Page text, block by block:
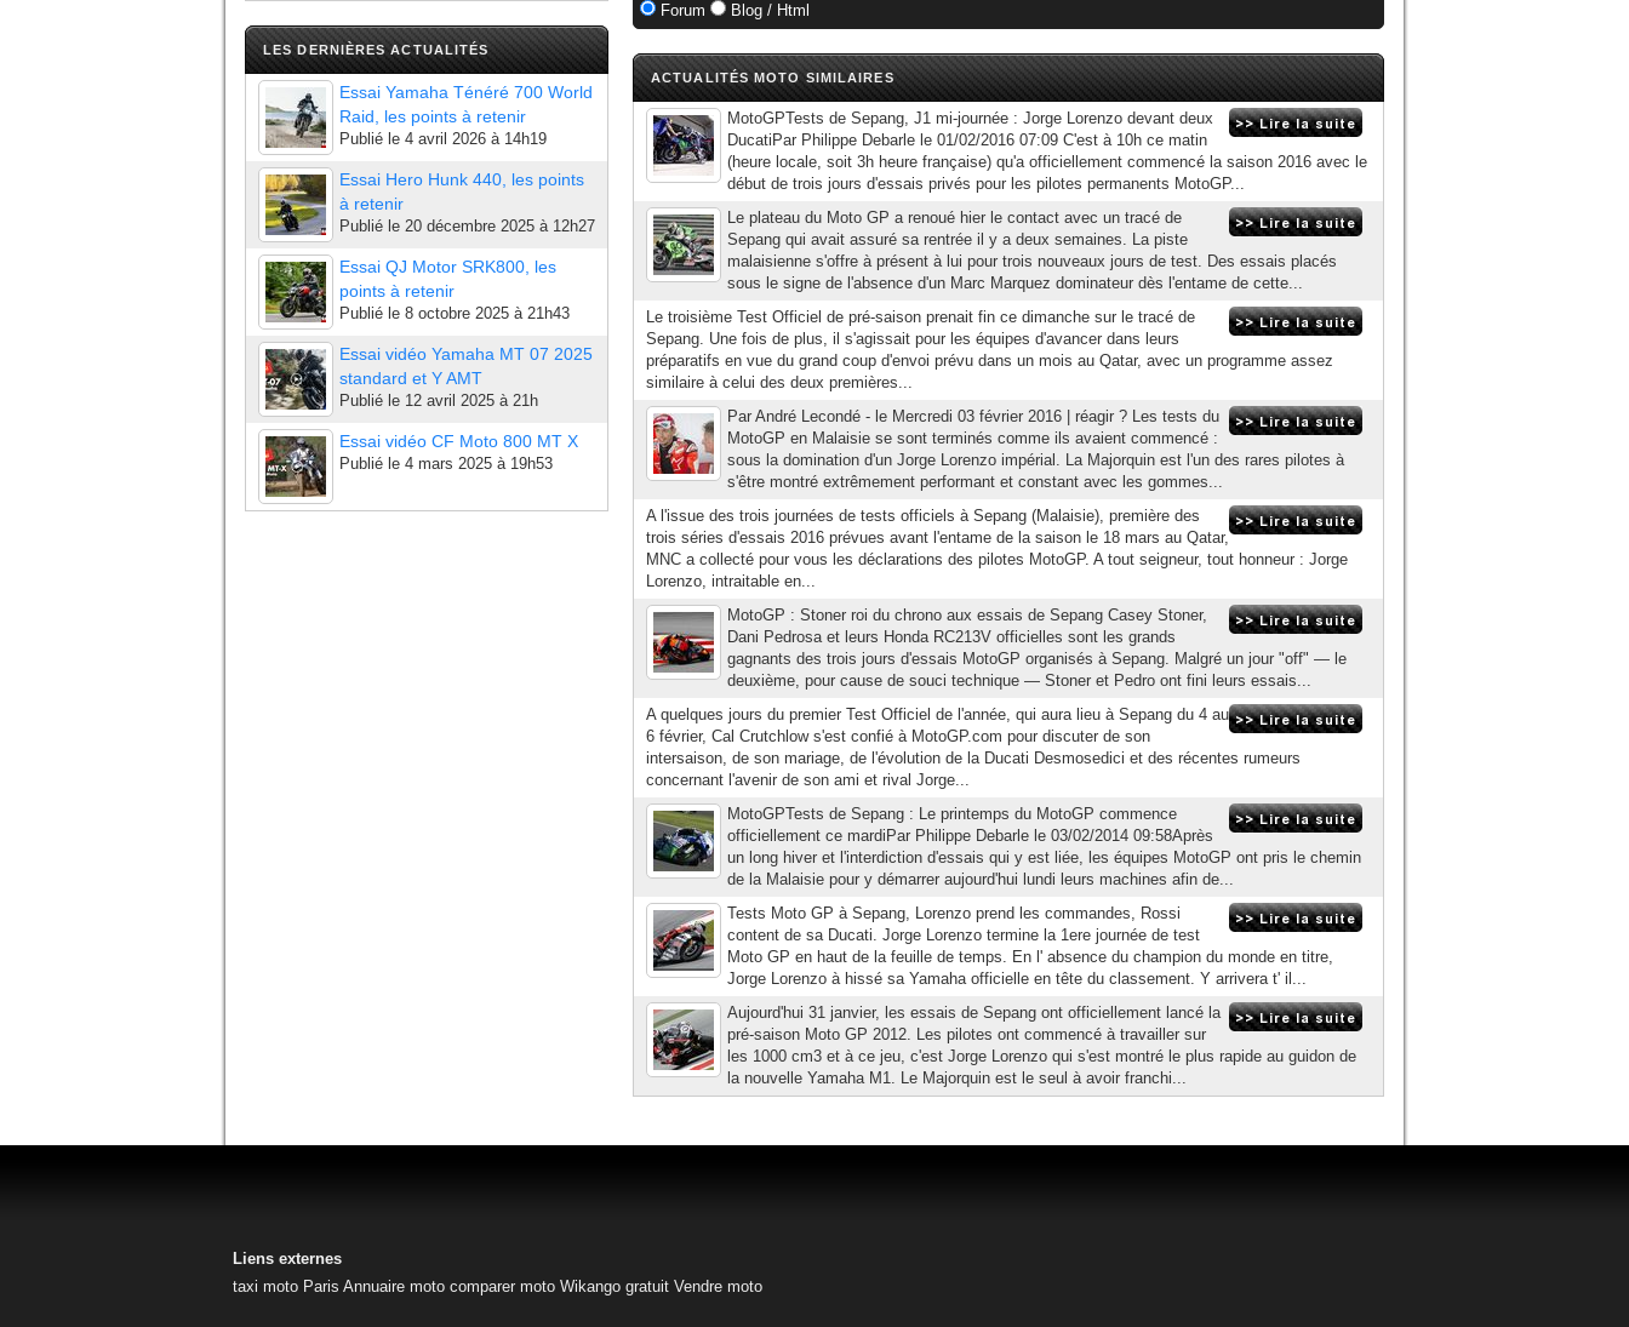
LES DERNIÈRES ACTUALITÉS
Essai Yamaha Ténéré 700 World
Raid, les points à retenir
Publié le 4 avril 2026 à 14h19
Essai Hero Hunk 440, les points
à retenir
Publié le 20 décembre 2025 à 12h27
Essai QJ Motor SRK800, les
points à retenir
Publié le 8 octobre 2025 à 21h43
Essai vidéo Yamaha MT 07 2025
standard et Y AMT
Publié le 12 avril 2025 à 21h
Essai vidéo CF Moto 800 MT X
Publié le 4 mars 2025 à 19h53
Forum Blog / Html
ACTUALITÉS MOTO SIMILAIRES
MotoGPTests de Sepang, J1 mi-journée : Jorge Lorenzo devant deux
DucatiPar Philippe Debarle le 01/02/2016 07:09 C'est à 10h ce matin
(heure locale, soit 3h heure française) qu'a officiellement commencé la saison 2016 avec le
début de trois jours d'essais privés pour les pilotes permanents MotoGP...
Le plateau du Moto GP a renoué hier le contact avec un tracé de
Sepang qui avait assuré sa rentrée il y a deux semaines. La piste
malaisienne s'offre à présent à lui pour trois nouveaux jours de test. Des essais placés
sous le signe de l'absence d'un Marc Marquez dominateur dès l'entame de cette...
Le troisième Test Officiel de pré-saison prenait fin ce dimanche sur le tracé de
Sepang. Une fois de plus, il s'agissait pour les équipes d'avancer dans leurs
préparatifs en vue du grand coup d'envoi prévu dans un mois au Qatar, avec un programme assez
similaire à celui des deux premières...
Par André Lecondé - le Mercredi 03 février 2016 | réagir ? Les tests du
MotoGP en Malaisie se sont terminés comme ils avaient commencé :
sous la domination d'un Jorge Lorenzo impérial. La Majorquin est l'un des rares pilotes à
s'être montré extrêmement performant et constant avec les gommes...
A l'issue des trois journées de tests officiels à Sepang (Malaisie), première des
trois séries d'essais 2016 prévues avant l'entame de la saison le 18 mars au Qatar,
MNC a collecté pour vous les déclarations des pilotes MotoGP. A tout seigneur, tout honneur : Jorge
Lorenzo, intraitable en...
MotoGP : Stoner roi du chrono aux essais de Sepang Casey Stoner,
Dani Pedrosa et leurs Honda RC213V officielles sont les grands
gagnants des trois jours d'essais MotoGP organisés à Sepang. Malgré un jour "off" — le
deuxième, pour cause de souci technique — Stoner et Pedro ont fini leurs essais...
A quelques jours du premier Test Officiel de l'année, qui aura lieu à Sepang du 4 au
6 février, Cal Crutchlow s'est confié à MotoGP.com pour discuter de son
intersaison, de son mariage, de l'évolution de la Ducati Desmosedici et des récentes rumeurs
concernant l'avenir de son ami et rival Jorge...
MotoGPTests de Sepang : Le printemps du MotoGP commence
officiellement ce mardiPar Philippe Debarle le 03/02/2014 09:58Après
un long hiver et l'interdiction d'essais qui y est liée, les équipes MotoGP ont pris le chemin
de la Malaisie pour y démarrer aujourd'hui lundi leurs machines afin de...
Tests Moto GP à Sepang, Lorenzo prend les commandes, Rossi
content de sa Ducati. Jorge Lorenzo termine la 1ere journée de test
Moto GP en haut de la feuille de temps. En l' absence du champion du monde en titre,
Jorge Lorenzo à hissé sa Yamaha officielle en tête du classement. Y arrivera t' il...
Aujourd'hui 31 janvier, les essais de Sepang ont officiellement lancé la
pré-saison Moto GP 2012. Les pilotes ont commencé à travailler sur
les 1000 cm3 et à ce jeu, c'est Jorge Lorenzo qui s'est montré le plus rapide au guidon de
la nouvelle Yamaha M1. Le Majorquin est le seul à avoir franchi...
Liens externes
taxi moto Paris Annuaire moto comparer moto Wikango gratuit Vendre moto